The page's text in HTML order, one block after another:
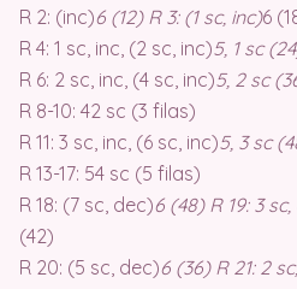
R 2: (inc)6 (12) R 3: (1 sc, inc)6
R 4: 1 sc, inc, (2 sc, inc)5, 1 sc
R 6: 2 sc, inc, (4 sc, inc)5, 2 sc
R 8-10: 42 sc (3 filas)
R 11: 3 sc, inc, (6 sc, inc)5, 3 sc
R 13-17: 54 sc (5 filas)
R 18: (7 sc, dec)6 (48) R 19: 3
(42)
R 20: (5 sc, dec)6 (36) R 21: 2